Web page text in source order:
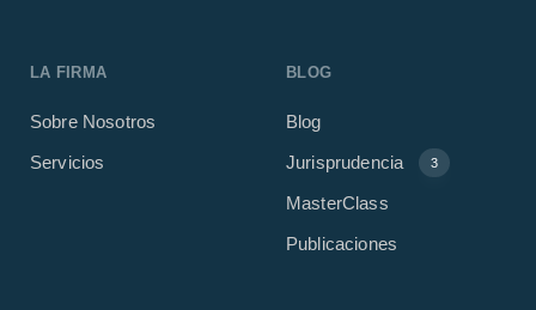
LA FIRMA
Sobre Nosotros
Servicios
BLOG
Blog
Jurisprudencia
3
MasterClass
Publicaciones